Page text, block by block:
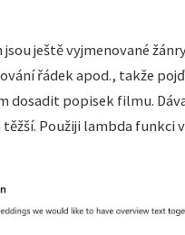
ještě vyjmenované
řádek apod., takže
dosadit popisek filmu.
Použiji lambda funkci